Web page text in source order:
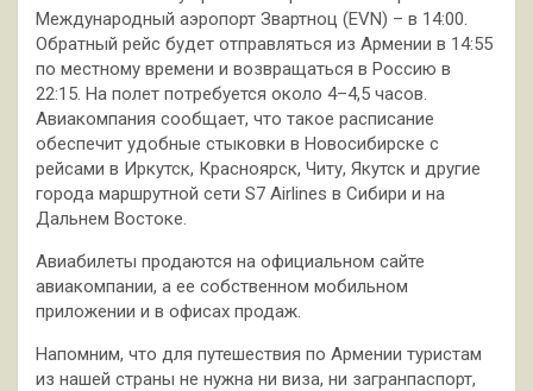
Международный аэропорт Звартноц (EVN) – в 14:00.
Обратный рейс будет отправляться из Армении в 14:55
по местному времени и возвращаться в Россию в
22:15. На полет потребуется около 4–4,5 часов.
Авиакомпания сообщает, что такое расписание
обеспечит удобные стыковки в Новосибирске с
рейсами в Иркутск, Красноярск, Читу, Якутск и другие
города маршрутной сети S7 Airlines в Сибири и на
Дальнем Востоке.
Авиабилеты продаются на официальном сайте
авиакомпании, а ее собственном мобильном
приложении и в офисах продаж.
Напомним, что для путешествия по Армении туристам
из нашей страны не нужна ни виза, ни загранпаспорт,